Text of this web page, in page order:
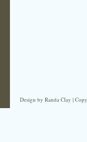
Design by Randa Clay |